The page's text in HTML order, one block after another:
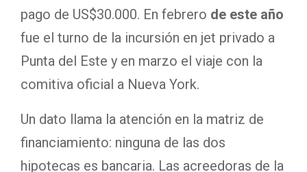
pago de US$30.000. En febrero de este año
fue el turno de la incursión en jet privado a
Punta del Este y en marzo el viaje con la
comitiva oficial a Nueva York.
Un dato llama la atención en la matriz de
financiamiento: ninguna de las dos
hipotecas es bancaria. Las acreedoras de la